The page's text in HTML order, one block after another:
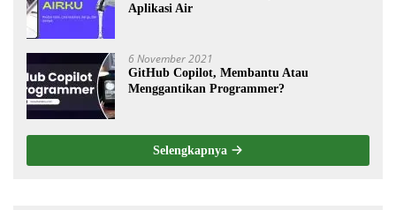
Aplikasi Air
6 November 2021
GitHub Copilot, Membantu Atau
Menggantikan Programmer?
Selengkapnya